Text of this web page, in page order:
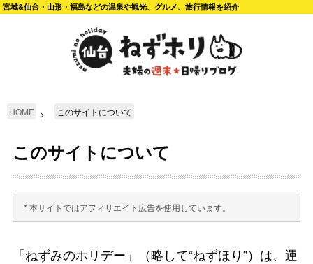
宮城&仙台・山形・福島などの温泉や観光、グルメ、旅行情報を紹介
HOME このサイトについて
このサイトについて
* 本サイトではアフィリエイト広告を使用しています。
「ねずみのホリデー」（略して“ねずほり”）は、運